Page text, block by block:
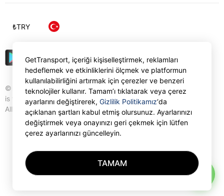
© Gettransport International Limited. GetTransport®
is trademark of Gettransport International Limited.
All rights reserved.
₺TRY
GetTransport, içeriği kişiselleştirmek, reklamları
hedeflemek ve etkinliklerini ölçmek ve platformun
kullanılabilirliğini artırmak için çerezler ve benzeri
teknolojiler kullanır. Tamam’ı tıklatarak veya çerez
ayarlarını değiştirerek, Gizlilik Politikamız‘da
açıklanan şartları kabul etmiş olursunuz. Ayarlarınızı
değiştirmek veya onayınızı geri çekmek için lütfen
çerez ayarlarınızı güncelleyin.
TAMAM
AI